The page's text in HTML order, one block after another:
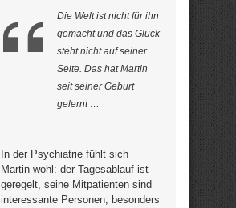
Die Welt ist nicht für ihn
gemacht und das Glück
steht nicht auf seiner
Seite. Das hat Martin
seit seiner Geburt
gelernt …
In der Psychiatrie fühlt sich
Martin wohl: der Tagesablauf ist
geregelt, seine Mitpatienten sind
interessante Personen, besonders